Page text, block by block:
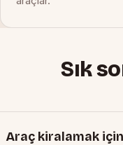
Sık
Araç kiralamak